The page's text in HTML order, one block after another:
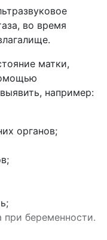
во время
матки,
например:
органов;
при беременности.